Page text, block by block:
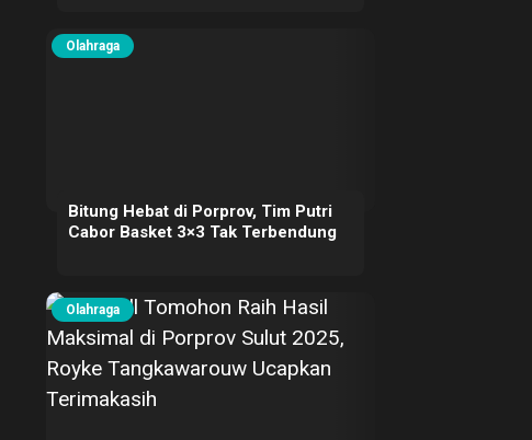
Olahraga
Bitung Hebat di Porprov, Tim Putri
Cabor Basket 3×3 Tak Terbendung
Olahraga